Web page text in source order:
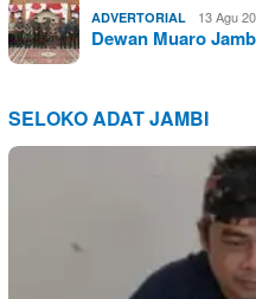
ADVERTORIAL 13 Agu
Dewan Muaro
SELOKO ADAT JAMBI